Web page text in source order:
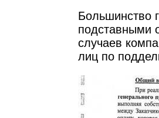
Большинство
случаев
лиц по